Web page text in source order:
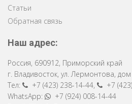
Статьи
Обратная связь
Наш адрес:
Россия, 690912, Приморский край
г. Владивосток, ул. Лермонтова,
Тел:
+7 (423) 238-14-44,
+7
WhatsApp:
+7 (924) 008-14-44